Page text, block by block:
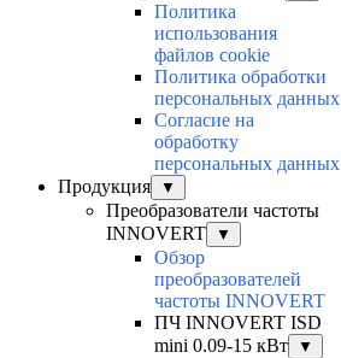
Политика
использования
файлов cookie
Политика обработки
персональных данных
Согласие на
обработку
персональных данных
Продукция
▼
Преобразователи частоты
INNOVERT
▼
Обзор
преобразователей
частоты INNOVERT
ПЧ INNOVERT ISD
mini 0.09-15 кВт
▼